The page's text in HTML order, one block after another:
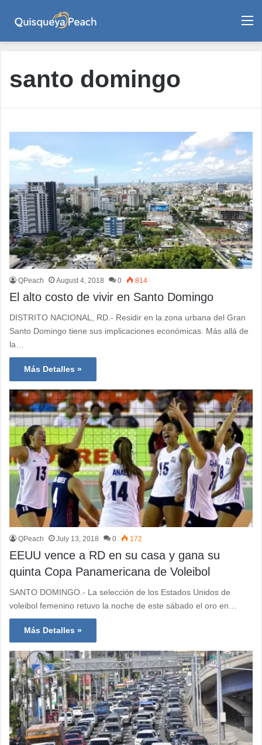
santo domingo
QPeach August 4, 2018 0 814
El alto costo de vivir en Santo Domingo
DISTRITO NACIONAL, RD.- Residir en la zona urbana del Gran
Santo Domingo tiene sus implicaciones económicas. Más allá de
la…
Más Detalles »
QPeach July 13, 2018 0 172
EEUU vence a RD en su casa y gana su
quinta Copa Panamericana de Voleibol
SANTO DOMINGO.- La selección de los Estados Unidos de
voleibol femenino retuvo la noche de este sábado el oro en…
Más Detalles »